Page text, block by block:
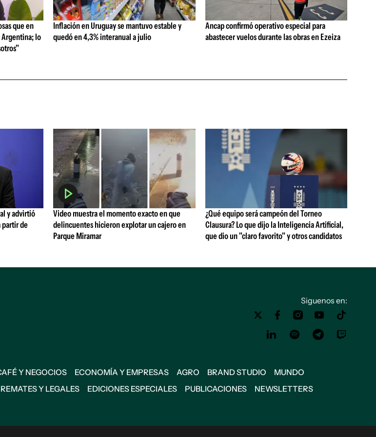
que en
Argentina; lo
Inflación en Uruguay se mantuvo estable y
quedó en 4,3% interanual a julio
Ancap confirmó operativo especial para
abastecer vuelos durante las obras en Ezeiza
y advirtió
partir de
Video muestra el momento exacto en que
delincuentes hicieron explotar un cajero en
Parque Miramar
¿Qué equipo será campeón del Torneo
Clausura? Lo que dijo la Inteligencia Artificial,
que dio un "claro favorito" y otros candidatos
Siguenos en:
Y NEGOCIOS ECONOMÍA Y EMPRESAS AGRO BRAND STUDIO
MUNDO
REMATES Y LEGALES EDICIONES ESPECIALES PUBLICACIONES
NEWSLETTERS